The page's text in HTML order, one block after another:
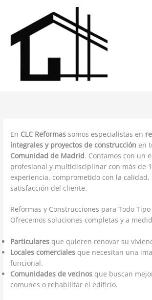
contenido
En CLC Reformas somos especialistas en
integrales y proyectos de construcción en
Comunidad de Madrid. Contamos con un
profesional y multidisciplinar con más de
experiencia, comprometido con la calidad,
satisfacción del cliente.
Reformas y Construcciones para Todo
Ofrecemos soluciones completas y a
Particulares que quieren renovar su
Locales comerciales que necesitan una
funcional.
Comunidades de vecinos que buscan
comunes o rehabilitar el edificio.